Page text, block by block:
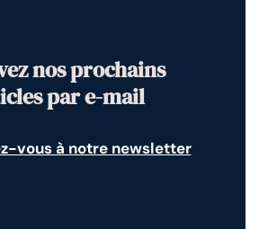
nos prochains
par e-mail
vous à notre newsletter